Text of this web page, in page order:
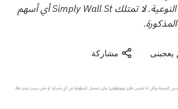
للسعر أو المعلومات النوعية. لا تمتلك Simply Wall St أي أسهم
يعجبنى مشاركة
الترجمة ولكن لا تضمن دقتها وموثوقيتها، ولن تتحمل المسؤولية عن أي خسارة أو ضرر بسبب عدم دقة